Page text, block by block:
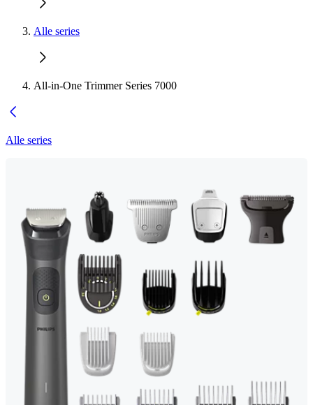
Alle series
All-in-One Trimmer Series 7000
Alle series